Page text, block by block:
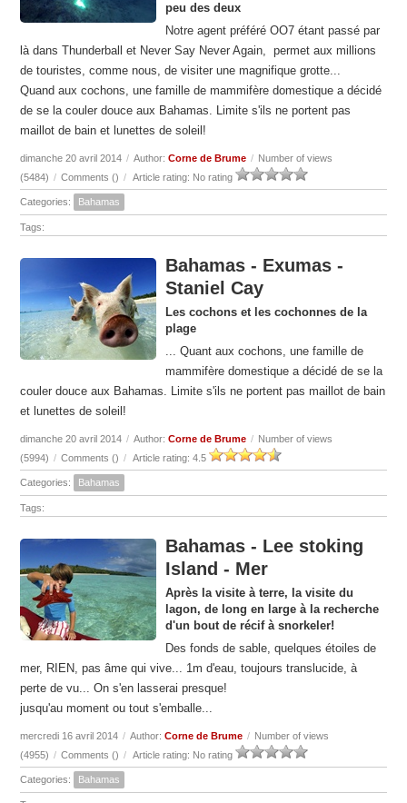
peu des deux
Notre agent préféré OO7 étant passé par
là dans Thunderball et Never Say Never Again, permet aux millions
de touristes, comme nous, de visiter une magnifique grotte...
Quand aux cochons, une famille de mammifère domestique a décidé
de se la couler douce aux Bahamas. Limite s'ils ne portent pas
maillot de bain et lunettes de soleil!
dimanche 20 avril 2014 / Author:Corne de Brume / Number of views
(5484) / Comments () / Article rating: No rating
Categories: Bahamas
Tags:
Bahamas - Exumas -
Staniel Cay
Les cochons et les cochonnes de la
plage
... Quant aux cochons, une famille de
mammifère domestique a décidé de se la
couler douce aux Bahamas. Limite s'ils ne portent pas maillot de bain
et lunettes de soleil!
dimanche 20 avril 2014 / Author:Corne de Brume / Number of views
(5994) / Comments () / Article rating: 4.5
Categories: Bahamas
Tags:
Bahamas - Lee stoking
Island - Mer
Après la visite à terre, la visite du
lagon, de long en large à la recherche
d'un bout de récif à snorkeler!
Des fonds de sable, quelques étoiles de
mer, RIEN, pas âme qui vive... 1m d'eau, toujours translucide, à
perte de vu... On s'en lasserai presque!
jusqu'au moment ou tout s'emballe...
mercredi 16 avril 2014 / Author:Corne de Brume / Number of views
(4955) / Comments () / Article rating: No rating
Categories: Bahamas